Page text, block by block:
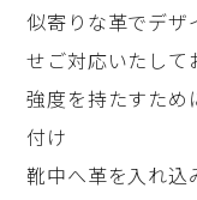
似寄りな革でデザ
せご対応いたして
強度を持たすため
付け
靴中へ革を入れ込